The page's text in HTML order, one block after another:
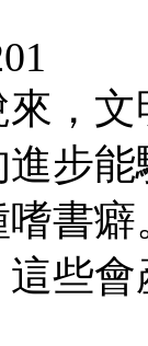
來，
進步
嗜書
這些